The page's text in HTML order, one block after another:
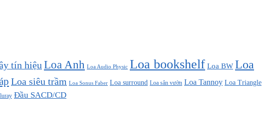
tín hiệu Loa Anh Loa Audio Physic Loa bookshelf Loa BW Loa
Loa siêu trầm Loa Sonus Faber Loa surround Loa sân vườn Loa Tannoy Loa Triangle
Đầu SACD/CD